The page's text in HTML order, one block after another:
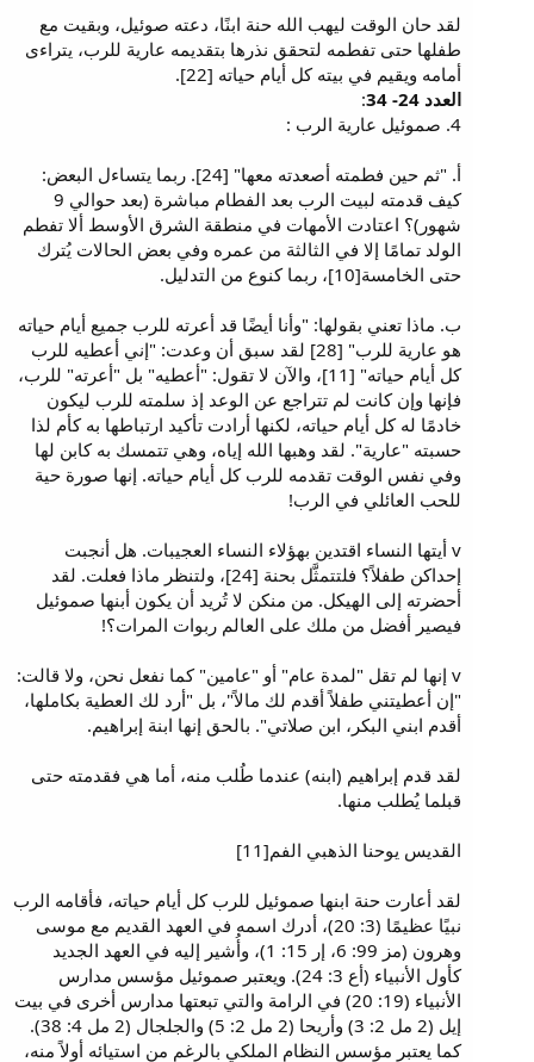
لقد حان الوقت ليهب الله حنة ابنًا، دعته صوئيل، وبقيت مع
طفلها حتى تفطمه لتحقق نذرها بتقديمه عارية للرب، يتراءى
أمامه ويقيم في بيته كل أيام حياته [22].
العدد 24- 34
:
4. صموئيل عارية الرب :
أ. "ثم حين فطمته أصعدته معها" [24]. ربما يتساءل البعض:
كيف قدمته لبيت الرب بعد الفطام مباشرة (بعد حوالي 9
شهور)؟ اعتادت الأمهات في منطقة الشرق الأوسط ألا تفطم
الولد تمامًا إلا في الثالثة من عمره وفي بعض الحالات يُترك
حتى الخامسة[10]، ربما كنوع من التدليل.
ب. ماذا تعني بقولها: "وأنا أيضًا قد أعرته للرب جميع أيام حياته
هو عارية للرب" [28] لقد سبق أن وعدت: "إني أعطيه للرب
كل أيام حياته" [11]، والآن لا تقول: "أعطيه" بل "أعرته" للرب،
فإنها وإن كانت لم تتراجع عن الوعد إذ سلمته للرب ليكون
خادمًا له كل أيام حياته، لكنها أرادت تأكيد ارتباطها به كأم لذا
حسبته "عارية". لقد وهبها الله إياه، وهي تتمسك به كابن لها
وفي نفس الوقت تقدمه للرب كل أيام حياته. إنها صورة حية
للحب العائلي في الرب!
v أيتها النساء اقتدين بهؤلاء النساء العجيبات. هل أنجبت
إحداكن طفلاً؟ فلتتمثَّل بحنة [24]، ولتنظر ماذا فعلت. لقد
أحضرته إلى الهيكل. من منكن لا تُريد أن يكون أبنها صموئيل
فيصير أفضل من ملك على العالم ربوات المرات؟!
v إنها لم تقل "لمدة عام" أو "عامين" كما نفعل نحن، ولا قالت:
"إن أعطيتني طفلاً أقدم لك مالاً"، بل "أرد لك العطية بكاملها،
أقدم ابني البكر، ابن صلاتي". بالحق إنها ابنة إبراهيم.
لقد قدم إبراهيم (ابنه) عندما طُلب منه، أما هي فقدمته حتى
قبلما يُطلب منها.
القديس يوحنا الذهبي الفم[11]
لقد أعارت حنة ابنها صموئيل للرب كل أيام حياته، فأقامه الرب
نبيًا عظيمًا (3: 20)، أدرك اسمه في العهد القديم مع موسى
وهرون (مز 99: 6، إر 15: 1)، وأُشير إليه في العهد الجديد
كأول الأنبياء (أع 3: 24). ويعتبر صموئيل مؤسس مدارس
الأنبياء (19: 20) في الرامة والتي تبعتها مدارس أخرى في بيت
إيل (2 مل 2: 3) وأريحا (2 مل 2: 5) والجلجال (2 مل 4: 38).
كما يعتبر مؤسس النظام الملكي بالرغم من استيائه أولاً منه،